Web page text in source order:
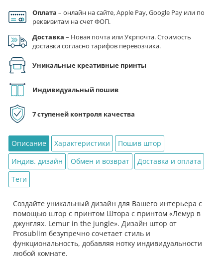
jungle»
Оплата – онлайн на сайте, Apple Pay, Google Pay или по
реквизитам на счет ФОП.
Доставка – Новая почта или Укрпочта. Стоимость
доставки согласно тарифов перевозчика.
Уникальные креативные принты
Индивидуальный пошив
7 ступеней контроля качества
Описание Характеристики
Пошив штор
Индив. дизайн
Обмен и возврат
Доставка и оплата
Теги
Создайте уникальный дизайн для Вашего интерьера с
помощью штор с принтом Штора с принтом «Лемур в
джунглях. Lemur in the jungle». Дизайн штор от
Prosublim безупречно сочетает стиль и
функциональность, добавляя нотку индивидуальности
любой комнате.